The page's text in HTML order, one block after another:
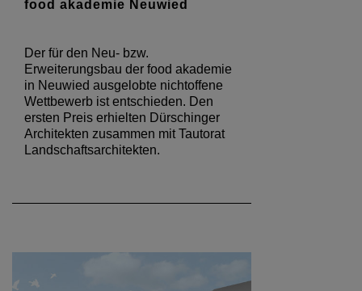
food akademie Neuwied
Der für den Neu- bzw.
Erweiterungsbau der food akademie
in Neuwied ausgelobte nichtoffene
Wettbewerb ist entschieden. Den
ersten Preis erhielten Dürschinger
Architekten zusammen mit Tautorat
Landschaftsarchitekten.